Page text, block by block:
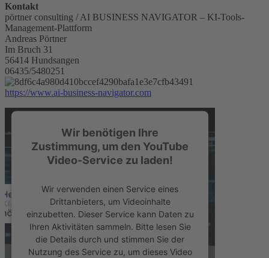
Kontakt
pörtner consulting / AI BUSINESS NAVIGATOR – KI-Tools-
Management-Plattform
Andreas Pörtner
Im Bruch 31
56414 Hundsangen
06435/5480251
https://www.ai-business-navigator.com
Wir benötigen Ihre
Zustimmung, um den YouTube
Video-Service zu laden!
Wir verwenden einen Service eines
Drittanbieters, um Videoinhalte
einzubetten. Dieser Service kann Daten zu
Ihren Aktivitäten sammeln. Bitte lesen Sie
die Details durch und stimmen Sie der
Nutzung des Service zu, um dieses Video